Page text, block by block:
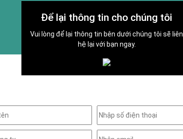
Để lại thông tin cho chúng tôi
Vui lòng để lại thông tin bên dưới chúng tôi sẽ liên
hệ lại với bạn ngay.